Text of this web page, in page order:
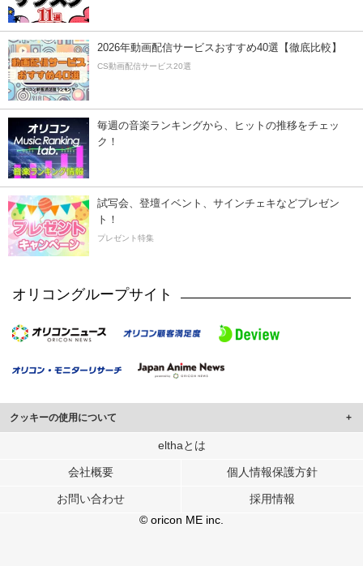
2026年動画配信サービスおすすめ40選【徹底比較】
CS動画配信サービス20選
毎週の音楽ランキングから、ヒットの推移をチェッ
ク！
試写会、登壇イベント、サインチェキなどプレゼン
ト！
プレゼント特集
オリコングループサイト
クッキーの使用について
このサイトでは Cookie を使用して、ユーザーに合わせたコンテンツや広告の
行っています。
メディアや広告配信、データ解析の各パートナーに提供しています。
各パートナーは、この情報とユーザーが各パートナーに提供した他の情報や、
ユーザーが各パートナーのサービスを使用したときに収集した他の情報を組み
elthaとは
会社概要 個人情報保護方針
お問い合わせ
採用情報
© oricon ME inc.